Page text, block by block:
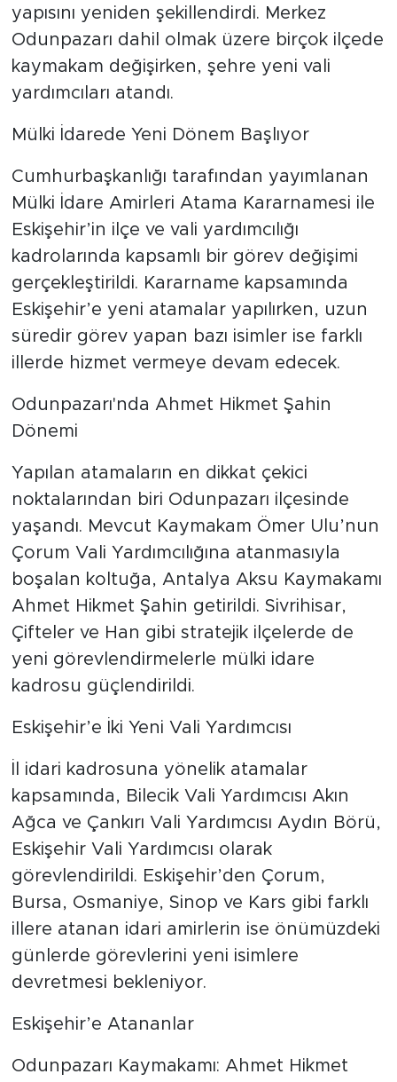
yapısını yeniden şekillendirdi. Merkez
Odunpazarı dahil olmak üzere birçok ilçede
kaymakam değişirken, şehre yeni vali
yardımcıları atandı.
Mülki İdarede Yeni Dönem Başlıyor
Cumhurbaşkanlığı tarafından yayımlanan
Mülki İdare Amirleri Atama Kararnamesi ile
Eskişehir’in ilçe ve vali yardımcılığı
kadrolarında kapsamlı bir görev değişimi
gerçekleştirildi. Kararname kapsamında
Eskişehir’e yeni atamalar yapılırken, uzun
süredir görev yapan bazı isimler ise farklı
illerde hizmet vermeye devam edecek.
Odunpazarı'nda Ahmet Hikmet Şahin
Dönemi
Yapılan atamaların en dikkat çekici
noktalarından biri Odunpazarı ilçesinde
yaşandı. Mevcut Kaymakam Ömer Ulu’nun
Çorum Vali Yardımcılığına atanmasıyla
boşalan koltuğa, Antalya Aksu Kaymakamı
Ahmet Hikmet Şahin getirildi. Sivrihisar,
Çifteler ve Han gibi stratejik ilçelerde de
yeni görevlendirmelerle mülki idare
kadrosu güçlendirildi.
Eskişehir’e İki Yeni Vali Yardımcısı
İl idari kadrosuna yönelik atamalar
kapsamında, Bilecik Vali Yardımcısı Akın
Ağca ve Çankırı Vali Yardımcısı Aydın Börü,
Eskişehir Vali Yardımcısı olarak
görevlendirildi. Eskişehir’den Çorum,
Bursa, Osmaniye, Sinop ve Kars gibi farklı
illere atanan idari amirlerin ise önümüzdeki
günlerde görevlerini yeni isimlere
devretmesi bekleniyor.
Eskişehir’e Atananlar
Odunpazarı Kaymakamı: Ahmet Hikmet